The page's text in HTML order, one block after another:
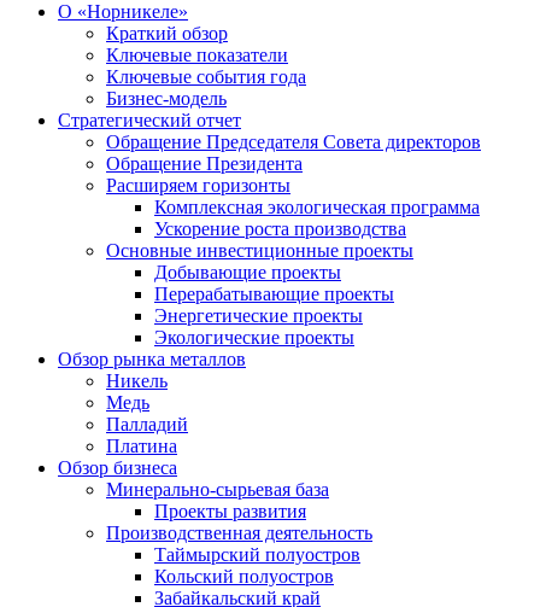
О «Норникеле»
Краткий обзор
Ключевые показатели
Ключевые события года
Бизнес-модель
Стратегический отчет
Обращение Председателя Совета директоров
Обращение Президента
Расширяем горизонты
Комплексная экологическая программа
Ускорение роста производства
Основные инвестиционные проекты
Добывающие проекты
Перерабатывающие проекты
Энергетические проекты
Экологические проекты
Обзор рынка металлов
Никель
Медь
Палладий
Платина
Обзор бизнеса
Минерально-сырьевая база
Проекты развития
Производственная деятельность
Таймырский полуостров
Кольский полуостров
Забайкальский край